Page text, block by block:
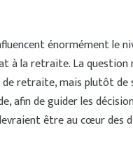
énormément le
à la retraite. La question
de retraite, mais plutôt de
afin de guider les
être au cœur des